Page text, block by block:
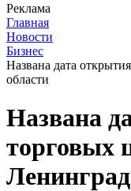
Реклама
Главная
Новости
Бизнес
Названа дата
области
Названа
торговых